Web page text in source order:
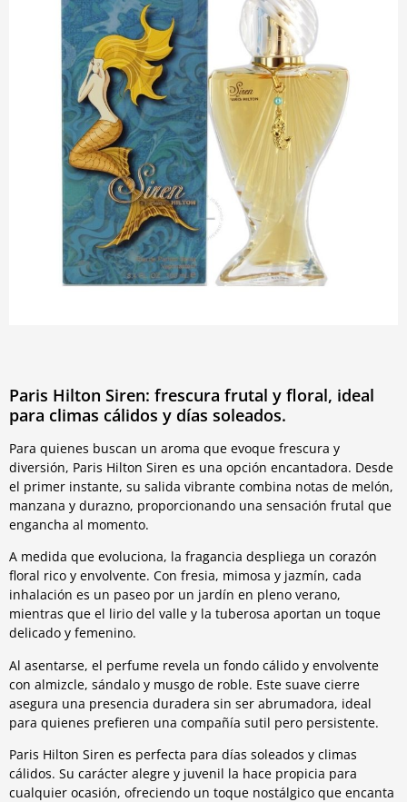
Paris Hilton Siren: frescura frutal y floral, ideal
para climas cálidos y días soleados.
Para quienes buscan un aroma que evoque frescura y
diversión, Paris Hilton Siren es una opción encantadora. Desde
el primer instante, su salida vibrante combina notas de melón,
manzana y durazno, proporcionando una sensación frutal que
engancha al momento.
A medida que evoluciona, la fragancia despliega un corazón
floral rico y envolvente. Con fresia, mimosa y jazmín, cada
inhalación es un paseo por un jardín en pleno verano,
mientras que el lirio del valle y la tuberosa aportan un toque
delicado y femenino.
Al asentarse, el perfume revela un fondo cálido y envolvente
con almizcle, sándalo y musgo de roble. Este suave cierre
asegura una presencia duradera sin ser abrumadora, ideal
para quienes prefieren una compañía sutil pero persistente.
Paris Hilton Siren es perfecta para días soleados y climas
cálidos. Su carácter alegre y juvenil la hace propicia para
cualquier ocasión, ofreciendo un toque nostálgico que encanta